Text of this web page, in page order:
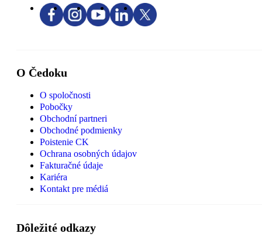
O Čedoku
O spoločnosti
Pobočky
Obchodní partneri
Obchodné podmienky
Poistenie CK
Ochrana osobných údajov
Fakturačné údaje
Kariéra
Kontakt pre médiá
Dôležité odkazy